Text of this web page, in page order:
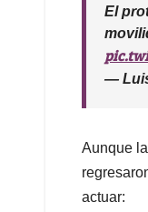
El
—
Aunque
actuar: